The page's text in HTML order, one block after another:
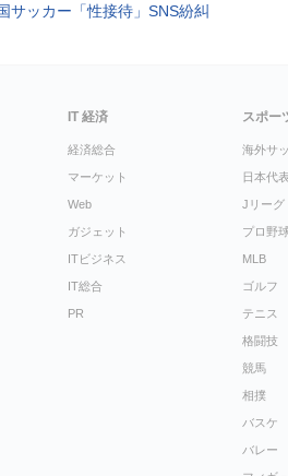
サッカー「性接待」SNS紛糾
IT 経済
経済総合
マーケット
Web
ガジェット
ITビジネス
IT総合
PR
スポー
海外サ
日本代表
Jリーグ
プロ野
MLB
ゴルフ
テニス
格闘技
競馬
相撲
バスケ
バレー